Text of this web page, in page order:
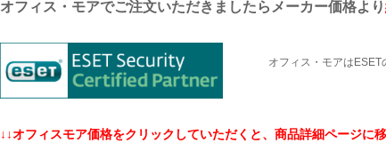
オフィス・モアでご注文いただきましたらメーカー価格より
オフィス・モアは
↓↓オフィスモア価格をクリックしていただくと、商品詳細ページに